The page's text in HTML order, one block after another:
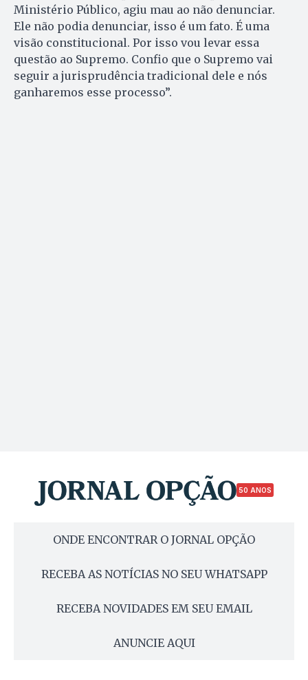
Ministério Público, agiu mau ao não denunciar.
Ele não podia denunciar, isso é um fato. É uma
visão constitucional. Por isso vou levar essa
questão ao Supremo. Confio que o Supremo vai
seguir a jurisprudência tradicional dele e nós
ganharemos esse processo”.
50 ANOS
ONDE ENCONTRAR O JORNAL OPÇÃO
RECEBA AS NOTÍCIAS NO SEU WHATSAPP
RECEBA NOVIDADES EM SEU EMAIL
ANUNCIE AQUI